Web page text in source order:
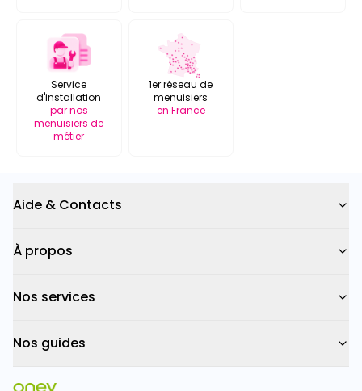
Service
d'installation
par nos
menuisiers de
métier
1er réseau de
menuisiers
en France
Aide & Contacts
À propos
Nos services
Nos guides